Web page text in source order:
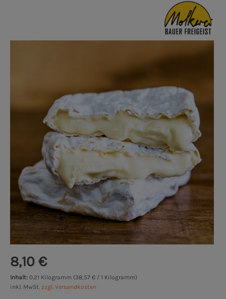
8,10 €
Inhalt: 0.21 Kilogramm (38,57 € / 1 Kilogramm)
inkl. MwSt. zzgl. Versandkosten